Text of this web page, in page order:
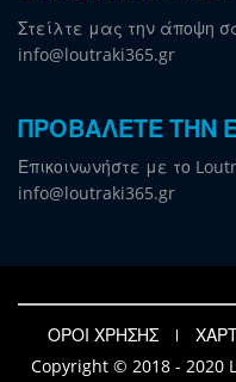
Στείλτε μας την άποψη
info@loutraki365.gr
ΠΡΟΒΑΛΕΤΕ ΤΗΝ
Επικοινωνήστε με το
info@loutraki365.gr
ΟΡΟΙ ΧΡΗΣΗΣ
Copyright © 2018 - 2020